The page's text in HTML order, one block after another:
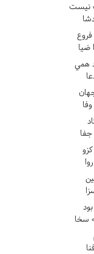
نيست
ضيا
همي
سخا